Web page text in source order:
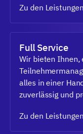
Zu den Leistungen
Full Service
Wir bieten Ihnen,
alles in einer
zuverlässig und
Zu den Leistungen